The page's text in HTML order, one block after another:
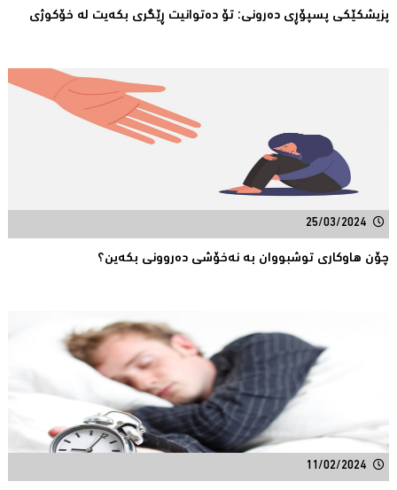
پزیشکێکی پسپۆڕی دەرونی: تۆ دەتوانیت ڕێگری بکەیت لە خۆکوژی
25/03/2024
چۆن هاوکاری توشبووان بە نەخۆشی دەروونی بکەین؟
11/02/2024